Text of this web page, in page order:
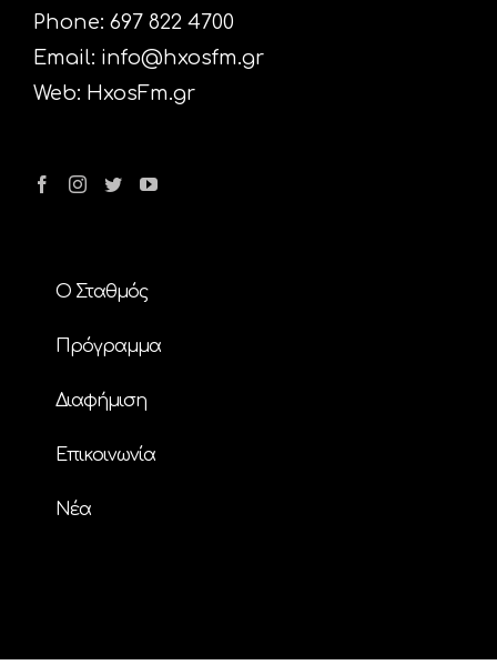
Phone: 697 822 4700
Email: info@hxosfm.gr
Web: HxosFm.gr
Ο Σταθμός
Πρόγραμμα
Διαφήμιση
Επικοινωνία
Nέα